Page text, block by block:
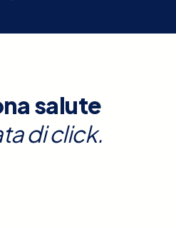
salute
di click.